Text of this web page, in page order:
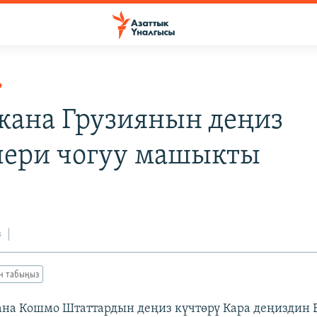
Грузиянын деңиз
чогуу машыкты
табыңыз
Кошмо Штаттардын деңиз күчтөрү Кара деңиздин